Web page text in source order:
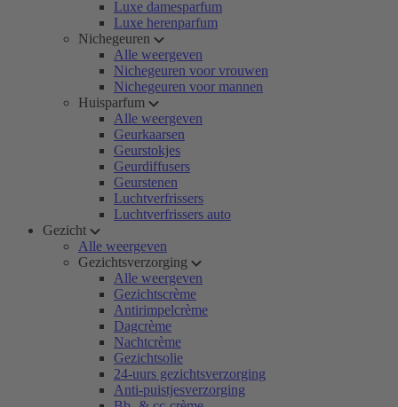
Luxe damesparfum
Luxe herenparfum
Nichegeuren
Alle weergeven
Nichegeuren voor vrouwen
Nichegeuren voor mannen
Huisparfum
Alle weergeven
Geurkaarsen
Geurstokjes
Geurdiffusers
Geurstenen
Luchtverfrissers
Luchtverfrissers auto
Gezicht
Alle weergeven
Gezichtsverzorging
Alle weergeven
Gezichtscrème
Antirimpelcrème
Dagcrème
Nachtcrème
Gezichtsolie
24-uurs gezichtsverzorging
Anti-puistjesverzorging